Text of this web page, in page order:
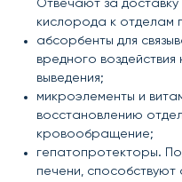
Отвечают за
кислорода к отделам
абсорбенты для
вредного
выведения;
микроэлементы и
восстановлению
кровообращение;
гепатопротекторы.
печени, способствуют